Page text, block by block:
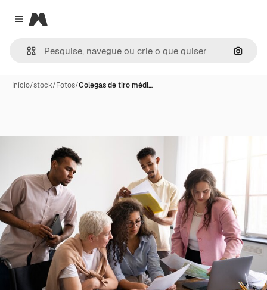
Close menu
Magnific
Início/stock/Fotos/Colegas de tiro médi…